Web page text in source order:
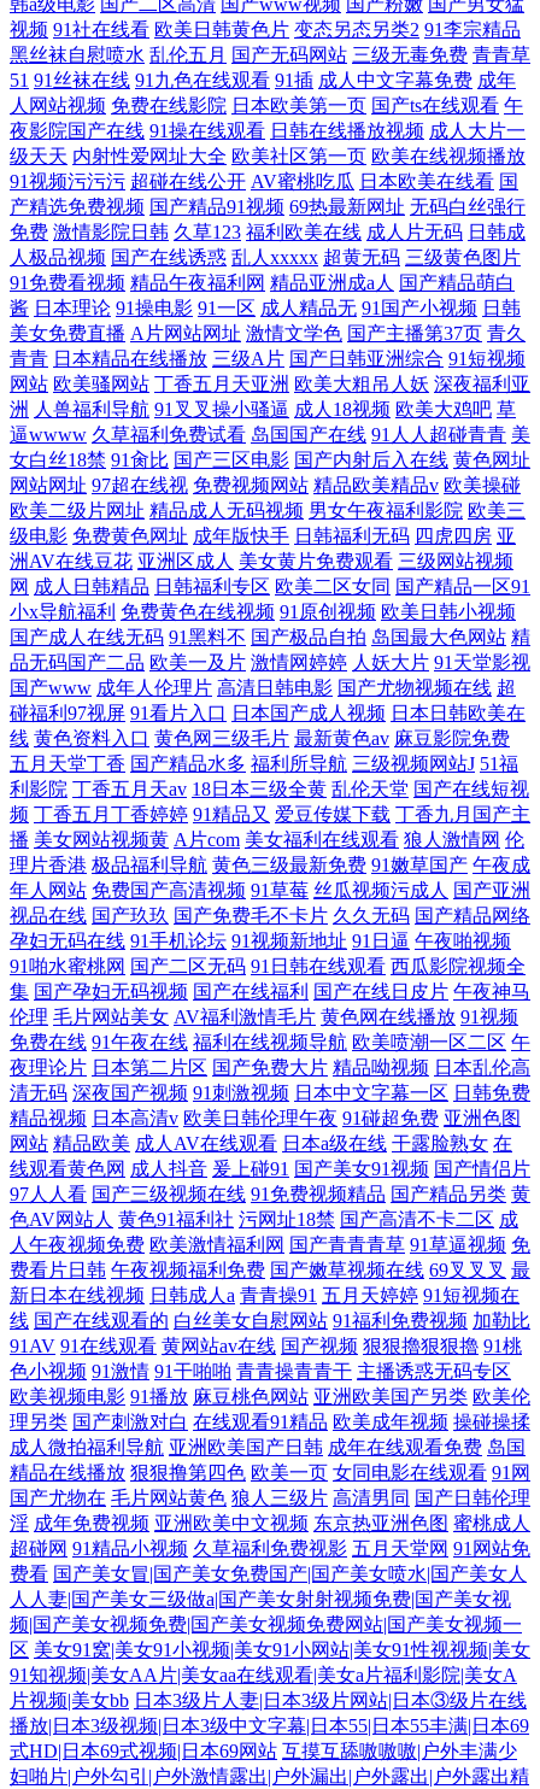
视频 91社在线看 欧美日韩黄色片 变态另态另类2 91李宗精品
黑丝袜自慰喷水 乱伦五月 国产无码网站 三级无毒免费 青青草
51 91丝袜在线 91九色在线观看 91插 成人中文字幕免费 成年
人网站视频 免费在线影院 日本欧美第一页 国产ts在线观看 午
夜影院国产在线 91操在线观看 日韩在线播放视频 成人大片一
级天天 内射性爱网址大全 欧美社区第一页 欧美在线视频播放
91视频污污污 超碰在线公开 AV蜜桃吃瓜 日本欧美在线看 国
产精选免费视频 国产精品91视频 69热最新网址 无码白丝强行
免费 激情影院日韩 久草123 福利欧美在线 成人片无码 日韩成
人极品视频 国产在线诱惑 乱人xxxxx 超黄无码 三级黄色图片
91免费看视频 精品午夜福利网 精品亚洲成a人 国产精品萌白
酱 日本理论 91操电影 91一区 成人精品无 91国产小视频 日韩
美女免费直播 A片网站网址 激情文学色 国产主播第37页 青久
青青 日本精品在线播放 三级A片 国产日韩亚洲综合 91短视频
网站 欧美骚网站 丁香五月天亚洲 欧美大粗吊人妖 深夜福利亚
洲 人兽福利导航 91叉叉操小骚逼 成人18视频 欧美大鸡吧 草
逼wwww 久草福利免费试看 岛国国产在线 91人人超碰青青 美
女白丝18禁 91肏比 国产三区电影 国产内射后入在线 黄色网址
网站网址 97超在线视 免费视频网站 精品欧美精品v 欧美操碰
欧美二级片网址 精品成人无码视频 男女午夜福利影院 欧美三
级电影 免费黄色网址 成年版快手 日韩福利无码 四虎四房 亚
洲AV在线豆花 亚洲区成人 美女黄片免费观看 三级网站视频
网 成人日韩精品 日韩福利专区 欧美二区女同 国产精品一区91
小x导航福利 免费黄色在线视频 91原创视频 欧美日韩小视频
国产成人在线无码 91黑料不 国产极品自拍 岛国最大色网站 精
品无码国产二品 欧美一及片 激情网婷婷 人妖大片 91天堂影视
国产www 成年人伦理片 高清日韩电影 国产尤物视频在线 超
碰福利97视屏 91看片入口 日本国产成人视频 日本日韩欧美在
线 黄色资料入口 黄色网三级毛片 最新黄色av 麻豆影院免费
五月天堂丁香 国产精品水多 福利所导航 三级视频网站J 51福
利影院 丁香五月天av 18日本三级全黄 乱伦天堂 国产在线短视
频 丁香五月丁香婷婷 91精品又 爱豆传媒下载 丁香九月国产主
播 美女网站视频黄 A片com 美女福利在线观看 狼人激情网 伦
理片香港 极品福利导航 黄色三级最新免费 91嫩草国产 午夜成
年人网站 免费国产高清视频 91草莓 丝瓜视频污成人 国产亚洲
视品在线 国产玖玖 国产免费毛不卡片 久久无码 国产精品网络
孕妇无码在线 91手机论坛 91视频新地址 91日逼 午夜啪视频
91啪水蜜桃网 国产二区无码 91日韩在线观看 西瓜影院视频全
集 国产孕妇无码视频 国产在线福利 国产在线日皮片 午夜神马
伦理 毛片网站美女 AV福利激情毛片 黄色网在线播放 91视频
免费在线 91午夜在线 福利在线视频导航 欧美喷潮一区二区 午
夜理论片 日本第二片区 国产免费大片 精品呦视频 日本乱伦高
清无码 深夜国产视频 91刺激视频 日本中文字幕一区 日韩免费
精品视频 日本高清v 欧美日韩伦理午夜 91碰超免费 亚洲色图
网站 精品欧美 成人AV在线观看 日本a级在线 干露脸熟女 在
线观看黄色网 成人抖音 爰上碰91 国产美女91视频 国产情侣片
97人人看 国产三级视频在线 91免费视频精品 国产精品另类 黄
色AV网站人 黄色91福利社 污网址18禁 国产高清不卡二区 成
人午夜视频免费 欧美激情福利网 国产青青青草 91草逼视频 免
费看片日韩 午夜视频福利免费 国产嫩草视频在线 69叉叉叉 最
新日本在线视频 日韩成人a 青青操91 五月天婷婷 91短视频在
线 国产在线观看的 白丝美女自慰网站 91福利免费视频 加勒比
91AV 91在线观看 黄网站av在线 国产视频 狠狠擼狠狠擼 91桃
色小视频 91激情 91干啪啪 青青操青青干 主播诱惑无码专区
欧美视频电影 91播放 麻豆桃色网站 亚洲欧美国产另类 欧美伦
理另类 国产刺激对白 在线观看91精品 欧美成年视频 操碰操揉
成人微拍福利导航 亚洲欧美国产日韩 成年在线观看免费 岛国
精品在线播放 狠狠撸第四色 欧美一页 女同电影在线观看 91网
国产尤物在 毛片网站黄色 狼人三级片 高清男同 国产日韩伦理
淫 成年免费视频 亚洲欧美中文视频 东京热亚洲色图 蜜桃成人
超碰网 91精品小视频 久草福利免费视影 五月天堂网 91网站免
费看 国产美女冒|国产美女免费国产|国产美女喷水|国产美女人
人人妻|国产美女三级做a|国产美女射射视频免费|国产美女视
频|国产美女视频免费|国产美女视频免费网站|国产美女视频一
区 美女91窝|美女91小视频|美女91小网站|美女91性视视频|美女
91知视频|美女AA片|美女aa在线观看|美女a片福利影院|美女A
片视频|美女bb 日本3级片人妻|日本3级片网站|日本③级片在线
播放|日本3级视频|日本3级中文字幕|日本55|日本55丰满|日本69
式HD|日本69式视频|日本69网站 互摸互舔嗷嗷嗷|户外丰满少
妇啪片|户外勾引|户外激情露出|户外漏出|户外露出|户外露出精